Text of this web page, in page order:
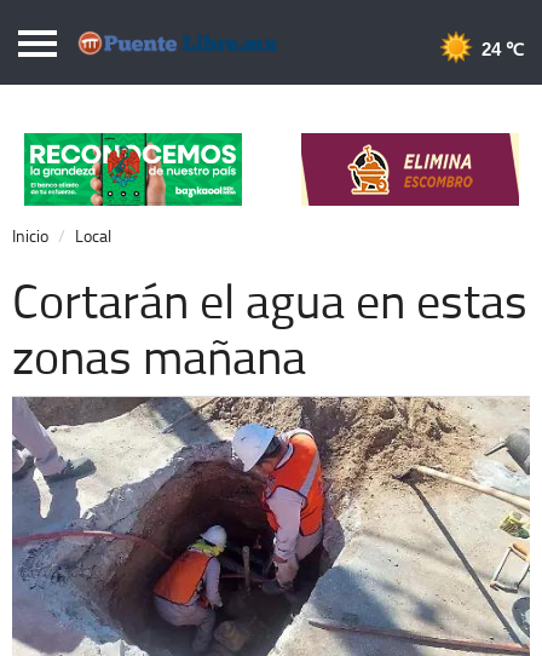
Puentelibre.mx
Local
Nacional
Opinión
Cronos
Economía
Espectáculos
Deportes
Extra +
24 ℃
Inicio Local
Cortarán el agua en estas
zonas mañana